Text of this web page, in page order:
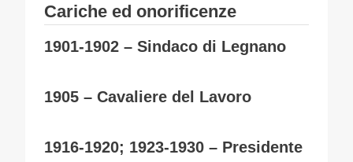
Cariche ed onorificenze
1901-1902 – Sindaco di Legnano
1905 – Cavaliere del Lavoro
1916-1920; 1923-1930 – Presidente